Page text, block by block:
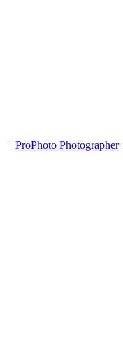
| ProPhoto Photographer